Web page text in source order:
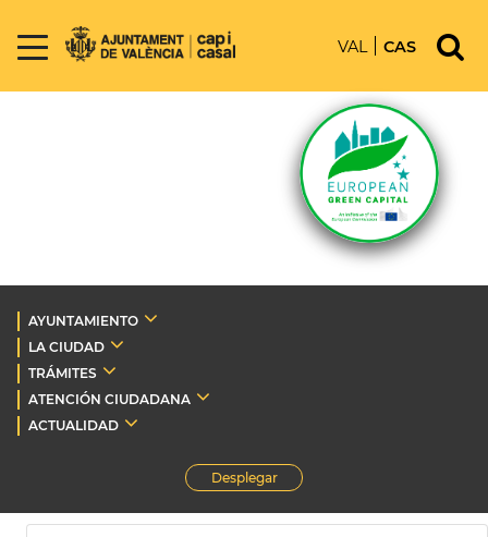
VAL CAS
AYUNTAMIENTO
LA CIUDAD
TRÁMITES
ATENCIÓN CIUDADANA
ACTUALIDAD
Desplegar